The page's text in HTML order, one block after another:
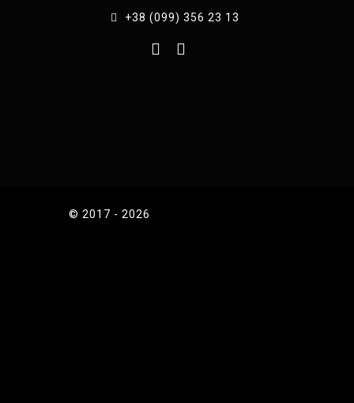
+38 (099) 356 23 13
© 2017 - 2026